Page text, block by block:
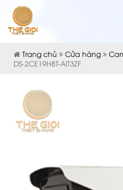
Trang chủ Cửa hàng
DS-2CE19H8T-AIT3ZF